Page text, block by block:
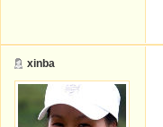
xinba